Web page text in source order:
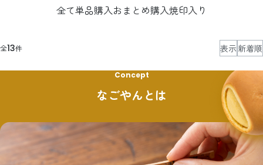
全て単品購入おまとめ購入焼印入り
全13件 表示 新着順
Concept
なごやんとは